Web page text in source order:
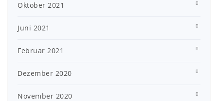
Oktober 2021
Juni 2021
Februar 2021
Dezember 2020
November 2020